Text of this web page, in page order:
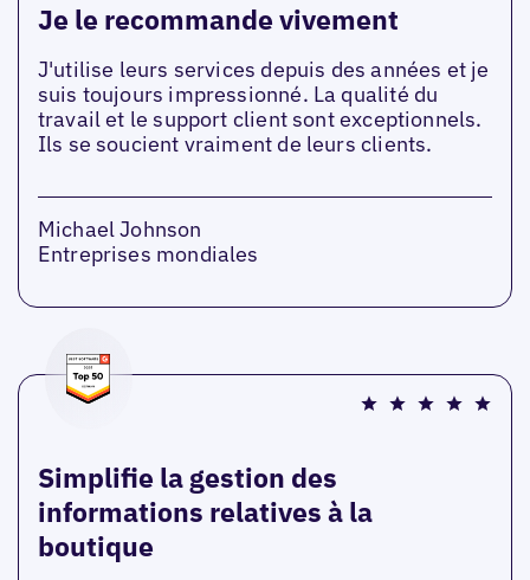
Je le recommande vivement
J'utilise leurs services depuis des années et je
suis toujours impressionné. La qualité du
travail et le support client sont exceptionnels.
Ils se soucient vraiment de leurs clients.
Michael Johnson
Entreprises mondiales
Simplifie la gestion des
informations relatives à la
boutique